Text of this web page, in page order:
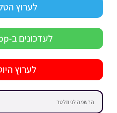
לערוץ
לעדכונים ב-Whatsapp
לערוץ